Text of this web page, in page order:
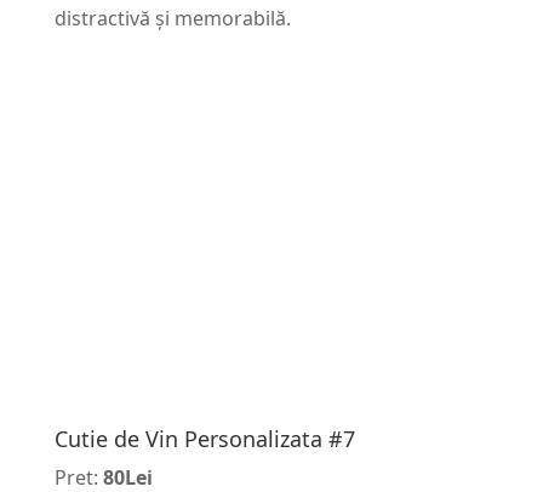
distractivă și memorabilă.
Cutie de Vin Personalizata #7
Pret: 80Lei